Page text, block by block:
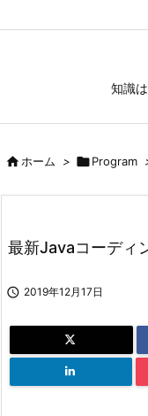
知識
ホーム > Program
最新Javaコーディ
 2019年12月17日